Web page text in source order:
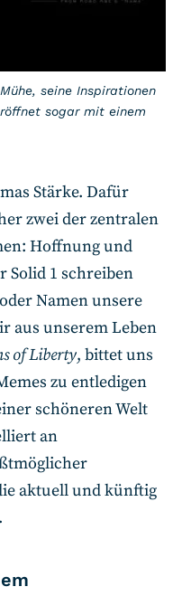
seine Inspirationen
sogar mit einem
Stärke. Dafür
zwei der zentralen
Hoffnung und
Solid 1 schreiben
Namen unsere
aus unserem Leben
of Liberty, bittet uns
zu entledigen
schöneren Welt
an
aktuell und künftig